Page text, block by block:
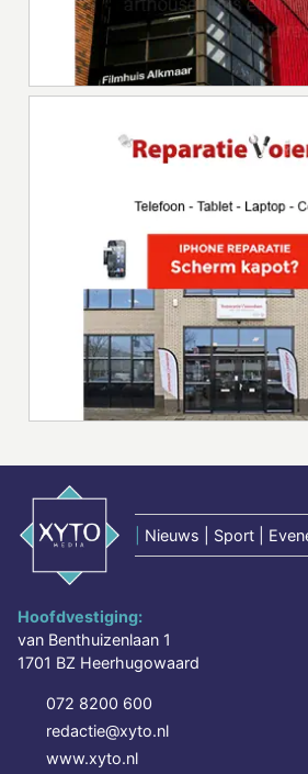
Nieuws | Sport |
Hoofdvestiging:
van Benthuizenlaan 1
1701 BZ Heerhugowaard
072 8200 600
redactie@xyto.nl
www.xyto.nl